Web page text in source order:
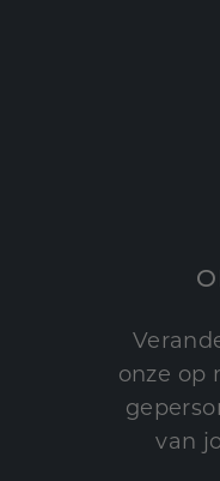
onze op
van